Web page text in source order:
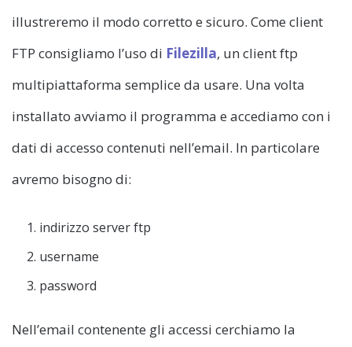
illustreremo il modo corretto e sicuro. Come client
FTP consigliamo l’uso di Filezilla, un client ftp
multipiattaforma semplice da usare. Una volta
installato avviamo il programma e accediamo con i
dati di accesso contenuti nell’email. In particolare
avremo bisogno di:
indirizzo server ftp
username
password
Nell’email contenente gli accessi cerchiamo la